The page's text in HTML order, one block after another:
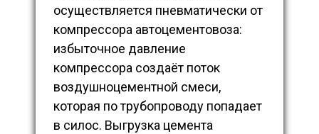
осуществляется пневматически от
компрессора автоцементовоза:
избыточное давление
компрессора создаёт поток
воздушноцементной смеси,
которая по трубопроводу попадает
в силос. Выгрузка цемента